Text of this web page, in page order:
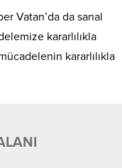
Vatan’da da sanal
kararlılıkla
kararlılıkla